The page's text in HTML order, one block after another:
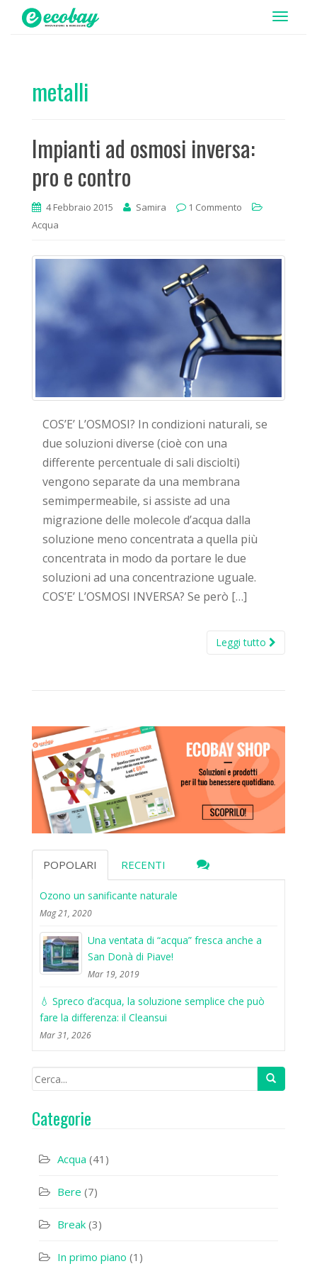
T
metalli
Impianti ad osmosi inversa:
pro e contro
4 Febbraio 2015 Samira
1 Commento
Acqua
COS’E’ L’OSMOSI? In condizioni naturali, se
due soluzioni diverse (cioè con una
differente percentuale di sali disciolti)
vengono separate da una membrana
semimpermeabile, si assiste ad una
migrazione delle molecole d’acqua dalla
soluzione meno concentrata a quella più
concentrata in modo da portare le due
soluzioni ad una concentrazione uguale.
COS’E’ L’OSMOSI INVERSA? Se però […]
Leggi tutto
POPOLARI RECENTI
Ozono un sanificante naturale
Mag 21, 2020
Una ventata di “acqua” fresca anche a
San Donà di Piave!
Mar 19, 2019
💧 Spreco d’acqua, la soluzione semplice che può
fare la differenza: il Cleansui
Mar 31, 2026
Categorie
Acqua (41)
Bere (7)
Break (3)
In primo piano (1)